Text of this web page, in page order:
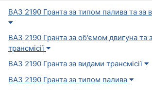
ВАЗ 2190 Гранта за типом палива та за
ВАЗ 2190 Гранта за об'ємом двигуна та
трансмісії
ВАЗ 2190 Гранта за видами трансмісії
ВАЗ 2190 Гранта за типом палива